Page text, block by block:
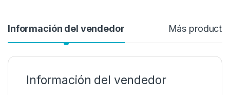
Información del vendedor Más
Información del vendedor